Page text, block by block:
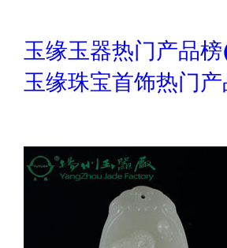
玉缘玉器热门产品榜
玉缘珠宝首饰热门产